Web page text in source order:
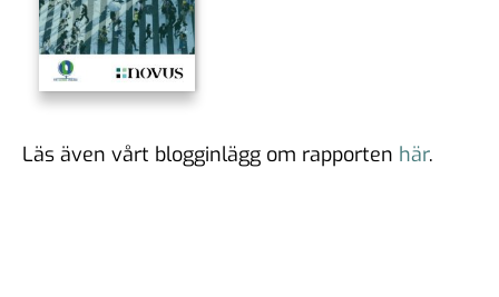
Läs även vårt blogginlägg om rapporten här.